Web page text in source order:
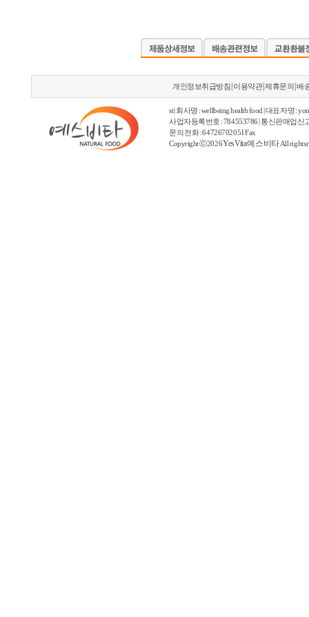
개인정보취급방침 이용약관|제휴문의 |배
st | 회사명 : wellbeing health food | 대표자명 :
사업자등록번호 : 784553786 | 통신판매업신
문의 전화 : 6472670205 I Fax
Copyright ⓒ2026YesVita 예스비타All rights